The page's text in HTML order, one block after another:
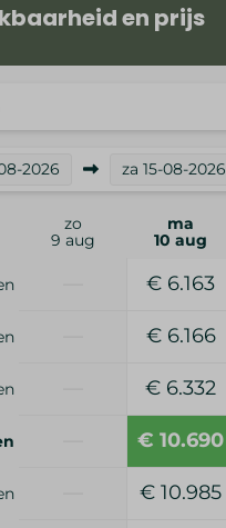
en prijs
2026 za 15-08-2026
zo
9 aug
ma
10 aug
€ 6.163
€ 6.166
€ 6.332
€ 10.690
€ 10.985